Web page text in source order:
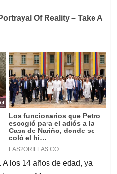
los 14 años de edad, ya